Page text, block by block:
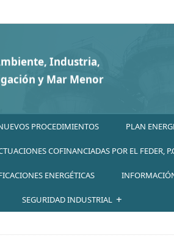
PROCEDIMIENTOS PLAN
COFINANCIADAS POR EL FEDER,
ENERGÉTICAS
SEGURIDAD INDUSTRIAL +